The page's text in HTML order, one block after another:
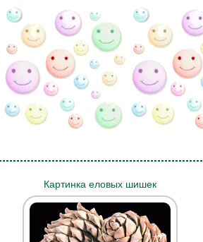
Картинка еловых шишек